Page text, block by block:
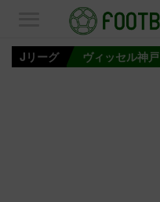
Jリーグ ヴィッセル神戸